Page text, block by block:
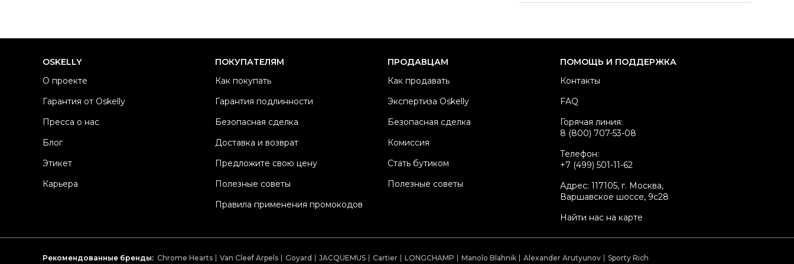
Состояние товара
Продавец
OSKELLY
О проекте
Гарантия от Oskelly
Пресса о нас
Блог
Этикет
Карьера
ПОКУПАТЕЛЯМ
Как покупать
Гарантия подлинности
Безопасная сделка
Доставка и возврат
Предложите свою цену
Полезные советы
Правила применения промокодов
ПРОДАВЦАМ
Как продавать
Экспертиза Oskelly
Безопасная сделка
Комиссия
Стать бутиком
Полезные советы
ПОМОЩЬ И ПОДДЕРЖКА
Контакты
FAQ
Горячая линия:
8 (800) 707-53-08
Телефон:
+7 (499) 501-11-62
Адрес: 117105, г. Москва,
Варшавское шоссе, 9с28
Найти нас на карте
Рекомендованные бренды: Chrome Hearts Van Cleef Arpels Goyard JACQUEMUS Cartier LONGCHAMP Manolo Blahnik Alexander Arutyunov Sporty Rich